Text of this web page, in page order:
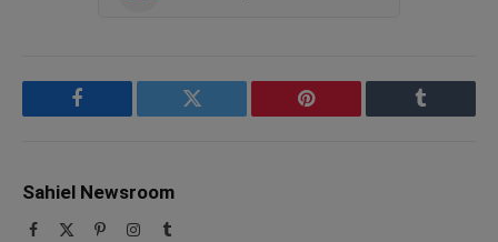
Facebook Twitter Pinterest Tumblr
Sahiel Newsroom
Facebook PinterestInstagram
Tumblr